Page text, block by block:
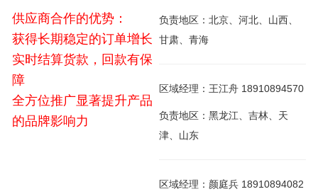
供应商合作的优势：
获得长期稳定的订单增长
实时结算货款，回款有保
障
全方位推广显著提升产品
的品牌影响力
负责地区：北京、河北、山西、
甘肃、青海
区域经理：王江舟 18910894570
负责地区：黑龙江、吉林、天
津、山东
区域经理：颜庭兵 18910894082